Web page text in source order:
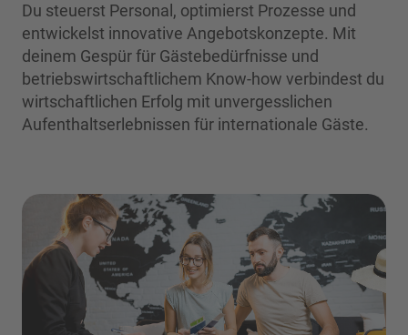
Du steuerst Personal, optimierst Prozesse und
entwickelst innovative Angebotskonzepte. Mit
deinem Gespür für Gästebedürfnisse und
betriebswirtschaftlichem Know-how verbindest du
wirtschaftlichen Erfolg mit unvergesslichen
Aufenthaltserlebnissen für internationale Gäste.